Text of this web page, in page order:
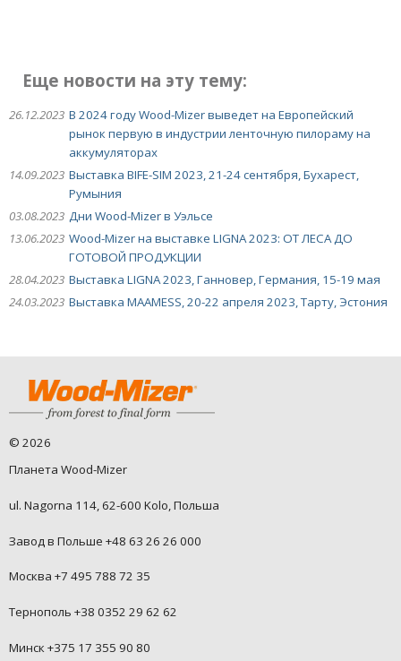
Еще новости на эту тему:
26.12.2023 В 2024 году Wood-Mizer выведет на Европейский
рынок первую в индустрии ленточную пилораму на
аккумуляторах
14.09.2023 Выставка BIFE-SIM 2023, 21-24 сентября, Бухарест,
Румыния
03.08.2023 Дни Wood-Mizer в Уэльсе
13.06.2023 Wood-Mizer на выставке LIGNA 2023: ОТ ЛЕСА ДО
ГОТОВОЙ ПРОДУКЦИИ
28.04.2023 Выставка LIGNA 2023, Ганновер, Германия, 15-19 мая
24.03.2023 Выставка MAAMESS, 20-22 апреля 2023, Тарту, Эстония
© 2026
Планета Wood-Mizer
ul. Nagorna 114, 62-600 Kolo, Польша
Завод в Польше +48 63 26 26 000
Москва +7 495 788 72 35
Тернополь +38 0352 29 62 62
Минск +375 17 355 90 80